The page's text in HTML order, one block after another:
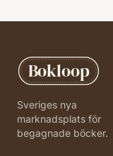
Bokloop
Sveriges nya
marknadsplats för
begagnade böcker.